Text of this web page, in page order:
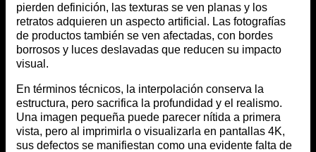
pierden definición, las texturas se ven planas y los
retratos adquieren un aspecto artificial. Las fotografías
de productos también se ven afectadas, con bordes
borrosos y luces deslavadas que reducen su impacto
visual.
En términos técnicos, la interpolación conserva la
estructura, pero sacrifica la profundidad y el realismo.
Una imagen pequeña puede parecer nítida a primera
vista, pero al imprimirla o visualizarla en pantallas 4K,
sus defectos se manifiestan como una evidente falta de